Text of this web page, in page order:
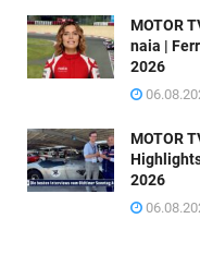
MOTOR
naia |
2026
MOTOR
2026